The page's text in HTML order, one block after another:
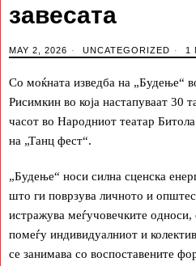
завесата
MAY 2, 2026 UNCATEGORIZED 1
Со моќната изведба на „Будење“
Рисимкин во која настапуваат 30
часот во Народниот театар
на „Танц фест“.
„Будење“ носи силна сценска
што ги поврзува личното и
истражува меѓучовечките
помеѓу индивидуалниот и
се занимава со воспоставените